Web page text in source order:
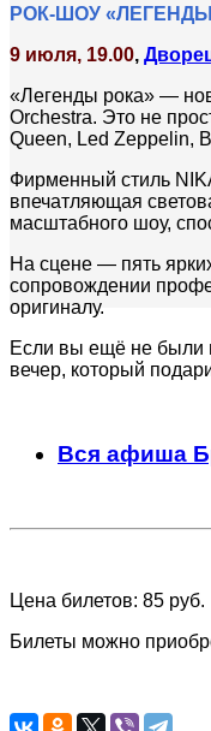
РОК-ШОУ «ЛЕГЕНДЫ
9 июля, 19.00,
«Легенды рока» —
Orchestra. Это не
Queen, Led Zeppelin,
Фирменный стиль
впечатляющая
масштабного шоу,
На сцене — пять
сопровождении
оригиналу.
Если вы ещё не были
вечер, который
Вся афиша
Цена билетов: 85 руб.
Билеты можно